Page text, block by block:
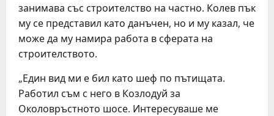
занимава със строителство на частно. Колев пък
му се представил като данъчен, но и му казал, че
може да му намира работа в сферата на
строителството.
„Един вид ми е бил като шеф по пътищата.
Работил съм с него в Козлодуй за
Околовръстното шосе. Интересуваше ме